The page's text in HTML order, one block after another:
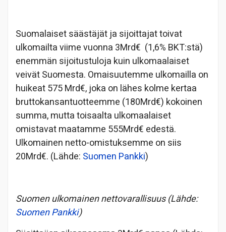
Suomalaiset säästäjät ja sijoittajat toivat
ulkomailta viime vuonna 3Mrd€ (1,6% BKT:stä)
enemmän sijoitustuloja kuin ulkomaalaiset
veivät Suomesta. Omaisuutemme ulkomailla on
huikeat 575 Mrd€, joka on lähes kolme kertaa
bruttokansantuotteemme (180Mrd€) kokoinen
summa, mutta toisaalta ulkomaalaiset
omistavat maatamme 555Mrd€ edestä.
Ulkomainen netto-omistuksemme on siis
20Mrd€. (Lähde: Suomen Pankki)
Suomen ulkomainen nettovarallisuus (Lähde:
Suomen Pankki)